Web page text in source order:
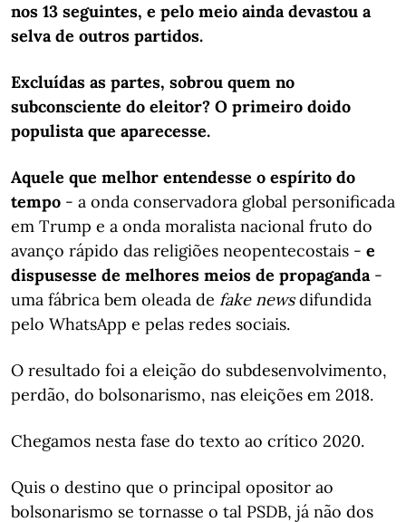
nos 13 seguintes, e pelo meio ainda devastou a
selva de outros partidos.
Excluídas as partes, sobrou quem no
subconsciente do eleitor? O primeiro doido
populista que aparecesse.
Aquele que melhor entendesse o espírito do
tempo - a onda conservadora global personificada
em Trump e a onda moralista nacional fruto do
avanço rápido das religiões neopentecostais - e
dispusesse de melhores meios de propaganda-
uma fábrica bem oleada de fake newsdifundida
pelo WhatsApp e pelas redes sociais.
O resultado foi a eleição do subdesenvolvimento,
perdão, do bolsonarismo, nas eleições em 2018.
Chegamos nesta fase do texto ao crítico 2020.
Quis o destino que o principal opositor ao
bolsonarismo se tornasse o tal PSDB, já não dos